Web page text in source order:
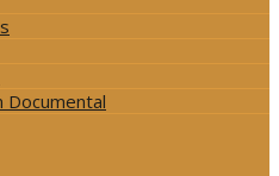
Documental